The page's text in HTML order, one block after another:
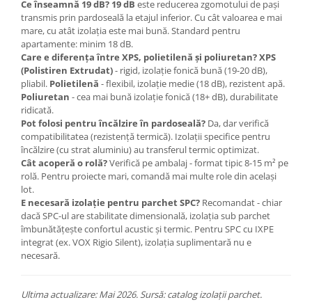
Ce înseamnă 19 dB? 19 dB este reducerea zgomotului de pași
transmis prin pardoseală la etajul inferior. Cu cât valoarea e mai
mare, cu atât izolația este mai bună. Standard pentru
apartamente: minim 18 dB.
Care e diferența între XPS, polietilenă și poliuretan?XPS
(Polistiren Extrudat)- rigid, izolație fonică bună (19-20 dB),
pliabil. Polietilenă - flexibil, izolație medie (18 dB), rezistent apă.
Poliuretan - cea mai bună izolație fonică (18+ dB), durabilitate
ridicată.
Pot folosi pentru încălzire în pardoseală? Da, dar verifică
compatibilitatea (rezistență termică). Izolații specifice pentru
încălzire (cu strat aluminiu) au transferul termic optimizat.
Cât acoperă o rolă?Verifică pe ambalaj - format tipic 8-15 m² pe
rolă. Pentru proiecte mari, comandă mai multe role din același
lot.
E necesară izolație pentru parchet SPC? Recomandat - chiar
dacă SPC-ul are stabilitate dimensională, izolația sub parchet
îmbunătățește confortul acustic și termic. Pentru SPC cu IXPE
integrat (ex. VOX Rigio Silent), izolația suplimentară nu e
necesară.
Ultima actualizare: Mai 2026. Sursă: catalog izolații parchet.